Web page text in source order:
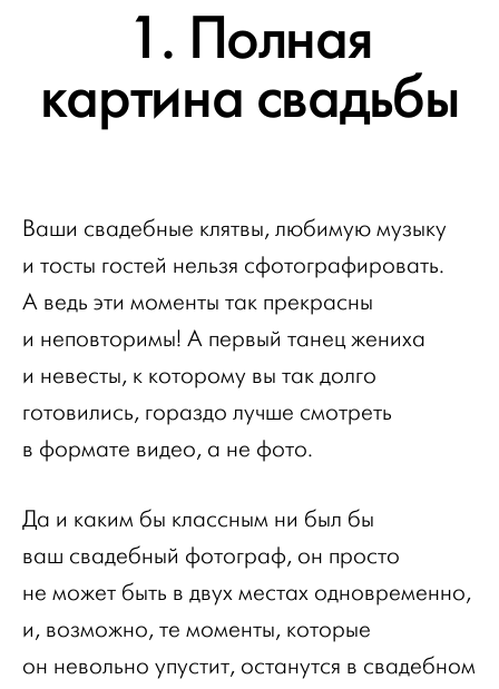
1. Полная
картина свадьбы
Ваши свадебные клятвы, любимую музыку
и тосты гостей нельзя сфотографировать.
А ведь эти моменты так прекрасны
и неповторимы! А первый танец жениха
и невесты, к которому вы так долго
готовились, гораздо лучше смотреть
в формате видео, а не фото.
Да и каким бы классным ни был бы
ваш свадебный фотограф, он просто
не может быть в двух местах одновременно,
и, возможно, те моменты, которые
он невольно упустит, останутся в свадебном